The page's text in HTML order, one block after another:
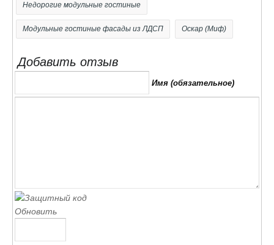
Недорогие модульные гостиные
Модульные гостиные фасады из ЛДСП Оскар (Миф)
Добавить отзыв
Имя (обязательное)
Обновить